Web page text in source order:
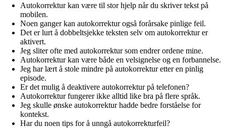
Autokorrektur kan være til stor hjelp når du skriver tekst på
mobilen.
Noen ganger kan autokorrektur også forårsake pinlige feil.
Det er lurt å dobbeltsjekke teksten selv om autokorrektur er
aktivert.
Jeg sliter ofte med autokorrektur som endrer ordene mine.
Autokorrektur kan være både en velsignelse og en forbannelse.
Jeg har lært å stole mindre på autokorrektur etter en pinlig
episode.
Er det mulig å deaktivere autokorrektur på telefonen?
Autokorrektur fungerer ikke alltid like bra på flere språk.
Jeg skulle ønske autokorrektur hadde bedre forståelse for
kontekst.
Har du noen tips for å unngå autokorrekturfeil?